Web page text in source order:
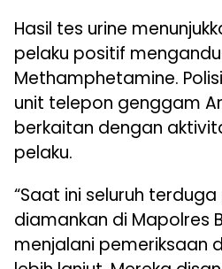
Hasil tes urine
pelaku positif
Methamphetamine.
unit telepon genggam
berkaitan dengan
pelaku.
“Saat ini seluruh
diamankan di Mapolres
menjalani pemeriksaan